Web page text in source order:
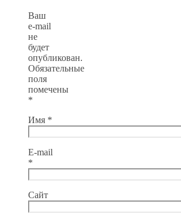
Ваш
e-mail
не
будет
опубликован.
Обязательные
поля
помечены
*
Имя *
E-mail
*
Сайт